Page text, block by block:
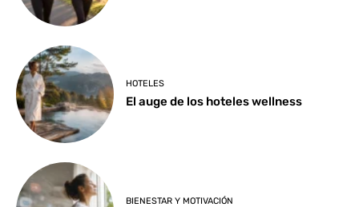
HOTELES
El auge de los hoteles wellness
BIENESTAR Y MOTIVACIÓN